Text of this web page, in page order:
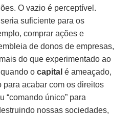
O vazio é perceptível.
suficiente para os
comprar ações e
de donos de empresas,
do que experimentado ao
quando ocapital é ameaçado,
acabar com os direitos
“comando único” para
nossas sociedades,